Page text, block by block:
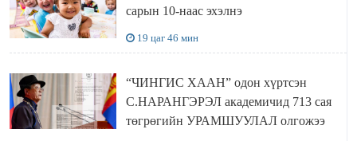
сарын 10-наас эхэлнэ
19 цаг 46 мин
“ЧИНГИС ХААН” одон хүртсэн
С.НАРАНГЭРЭЛ академичид 713 сая
төгрөгийн УРАМШУУЛАЛ олгожээ